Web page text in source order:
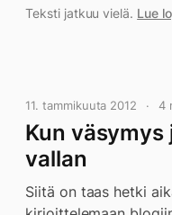
Teksti jatkuu vielä. Lue
11. tammikuuta 2012 4
Kun
vallan
Siitä on taas hetki